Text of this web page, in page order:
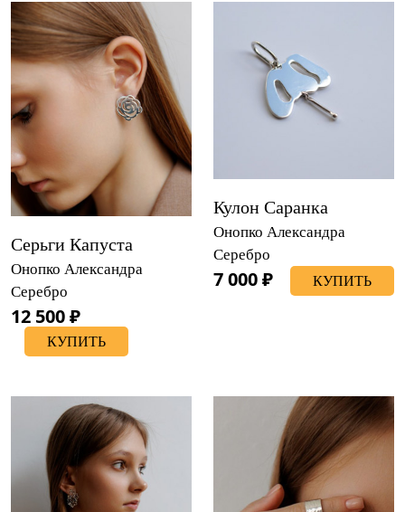
Серьги Капуста
Онопко Александра
Серебро
12 500 ₽
КУПИТЬ
Кулон Саранка
Онопко Александра
Серебро
7 000 ₽ КУПИТЬ